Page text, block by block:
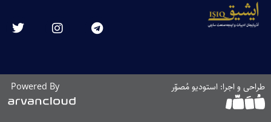
و اجرا: استودیو مُصوّر Powered By